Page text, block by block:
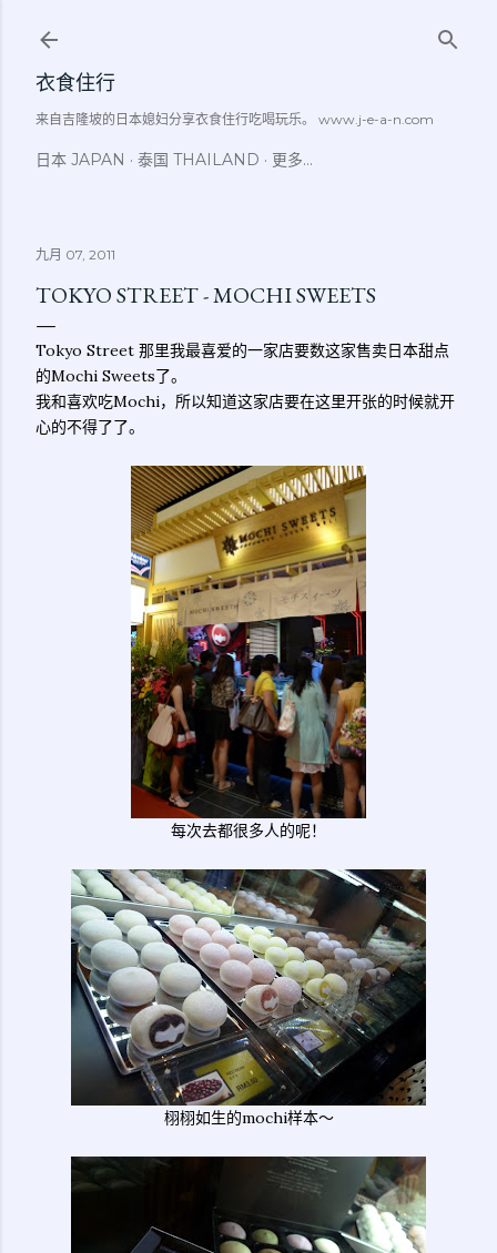
衣食住行
来自吉隆坡的日本媳妇分享衣食住行吃喝玩乐。 www.j-e-a-n.com
日本 JAPAN 泰国 THAILAND 更多…
九月 07, 2011
TOKYO STREET - MOCHI SWEETS
Tokyo Street 那里我最喜爱的一家店要数这家售卖日本甜点
的Mochi Sweets了。
我和喜欢吃Mochi，所以知道这家店要在这里开张的时候就开
心的不得了了。
每次去都很多人的呢！
栩栩如生的mochi样本～